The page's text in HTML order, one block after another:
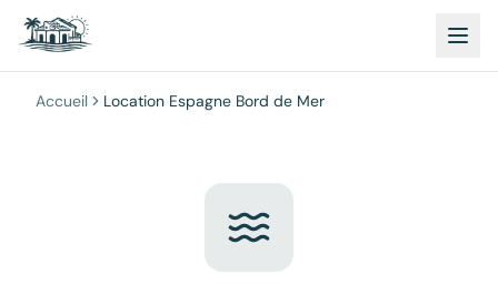
Accueil Location Espagne Bord de Mer